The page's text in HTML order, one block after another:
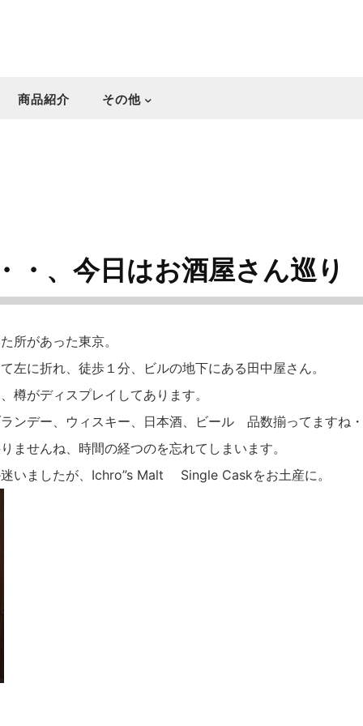
商品紹介 その他
・、今日はお酒屋さん巡り
所があった東京。
左に折れ、徒歩１分、ビルの地下にある田中屋さん。
樽がディスプレイしてあります。
ンデー、ウィスキー、日本酒、ビール 品数揃ってますね
ませんね、時間の経つのを忘れてしまいます。
いましたが、Ichro”s Malt Single Caskをお土産に。